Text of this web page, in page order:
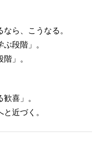
ら、こうなる。
段階」。
」。
喜」。
近づく。